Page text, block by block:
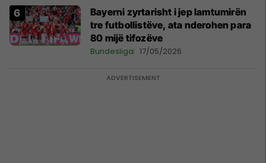
Bayerni zyrtarisht i jep lamtumirën
tre futbollistëve, ata nderohen para
80 mijë tifozëve
Bundesliga 17/05/2026